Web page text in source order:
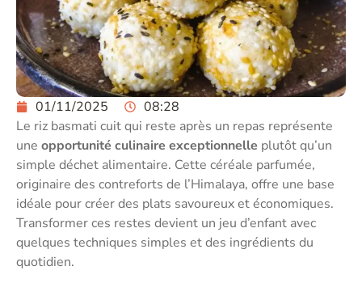
01/11/2025
08:28
Le riz basmati cuit qui reste après un repas représente
une opportunité culinaire exceptionnelle plutôt qu’un
simple déchet alimentaire. Cette céréale parfumée,
originaire des contreforts de l’Himalaya, offre une base
idéale pour créer des plats savoureux et économiques.
Transformer ces restes devient un jeu d’enfant avec
quelques techniques simples et des ingrédients du
quotidien.